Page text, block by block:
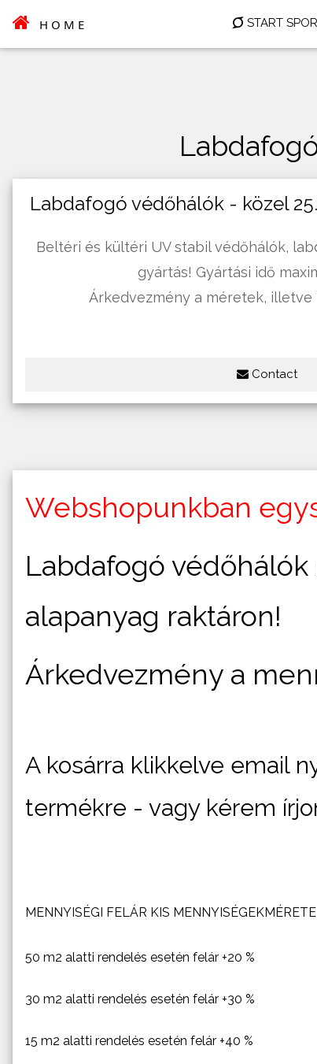
HOME START
Labdafogó védőhálók - közel
Beltéri és kültéri UV stabil védőhálók,
gyártás! Gyártási idő
Árkedvezmény a méretek, illetve
Contact
Webshopunkban
Labdafogó
alapanyag raktáron!
Árkedvezmény a
A kosárra klikkelve email
termékre - vagy kérem
MENNYISÉGI FELÁR KIS
50 m2 alatti rendelés esetén felár +20 %
30 m2 alatti rendelés esetén felár +30 %
15 m2 alatti rendelés esetén felár +40 %